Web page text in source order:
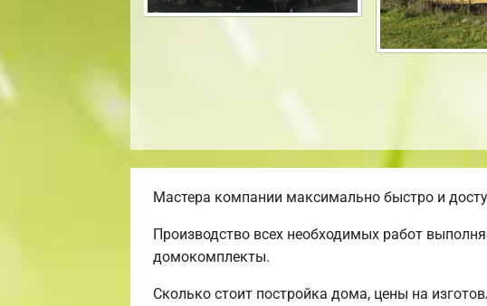
Мастера компании максимально быстро и
Производство всех необходимых работ
домокомплекты.
Сколько стоит постройка дома, цены на